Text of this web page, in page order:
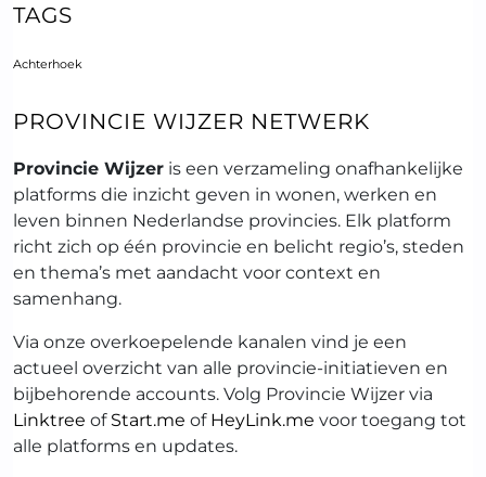
TAGS
Achterhoek
PROVINCIE WIJZER NETWERK
Provincie Wijzer is een verzameling onafhankelijke
platforms die inzicht geven in wonen, werken en
leven binnen Nederlandse provincies. Elk platform
richt zich op één provincie en belicht regio’s, steden
en thema’s met aandacht voor context en
samenhang.
Via onze overkoepelende kanalen vind je een
actueel overzicht van alle provincie-initiatieven en
bijbehorende accounts. Volg Provincie Wijzer via
Linktree of Start.me of HeyLink.me voor toegang tot
alle platforms en updates.